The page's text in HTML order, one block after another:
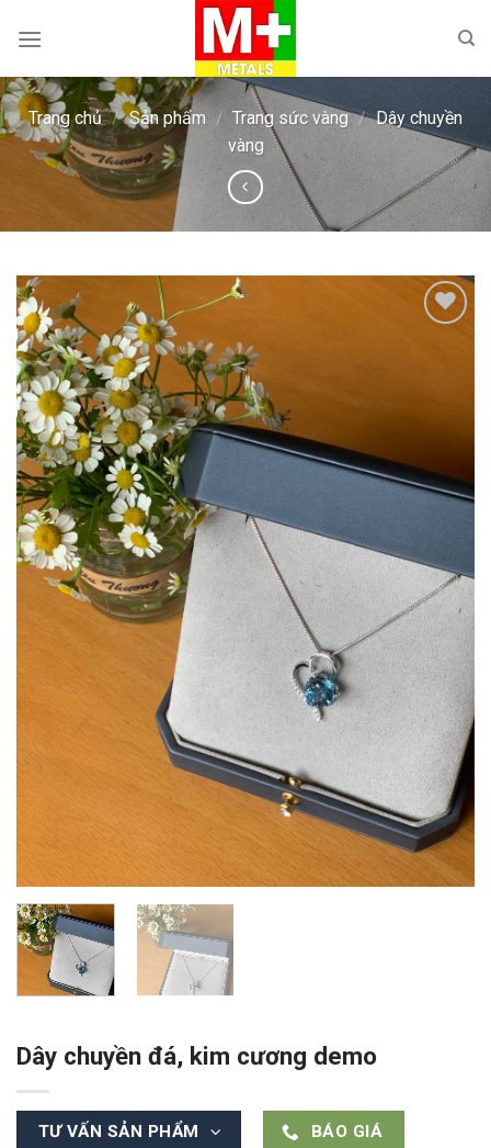
Trang chủ / Sản phẩm / Trang sức vàng / Dây chuyền
vàng
Dây chuyền đá, kim cương demo
TƯ VẤN SẢN PHẨM BÁO GIÁ